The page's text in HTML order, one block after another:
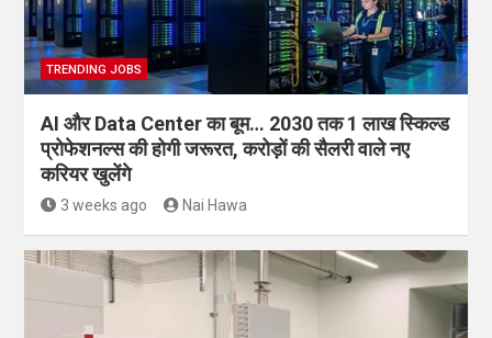
TRENDING JOBS
AI और Data Center का बूम… 2030 तक 1 लाख स्किल्ड
प्रोफेशनल्स की होगी जरूरत, करोड़ों की सैलरी वाले नए
करियर खुलेंगे
3 weeks ago Nai Hawa